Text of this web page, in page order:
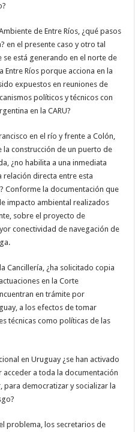
de Entre Ríos, ¿qué pasos
en el presente caso y otro tal
está generando en el norte de
Ríos porque acciona en la
expuestos en reuniones de
políticos y técnicos con
en la CARU?
en el río y frente a Colón,
la construcción de un puerto de
¿no habilita a una inmediata
relación directa entre esta
Conforme la documentación que
impacto ambiental realizados
sobre el proyecto de
conectividad de navegación de
Cancillería, ¿ha solicitado copia
en la Corte
en trámite por
a los efectos de tomar
técnicas como políticas de las
en Uruguay ¿se han activado
a toda la documentación
democratizar y socializar la
problema, los secretarios de